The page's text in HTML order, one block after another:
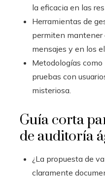
la eficacia en las
Herramientas de
permiten mantener
mensajes y en los
Metodologías como
pruebas con
misteriosa.
Guía corta
de auditoría
¿La propuesta de
claramente